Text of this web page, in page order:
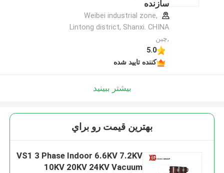
سازنده
Weibei industrial zone,
Lintong district, Shanxi. CHINA
,چین
5.0
کننده تایید شده
بیشتر ببینید
بهترين قيمت رو براي
VS1 3 Phase Indoor 6.6KV 7.2KV
10KV 20KV 24KV Vacuum